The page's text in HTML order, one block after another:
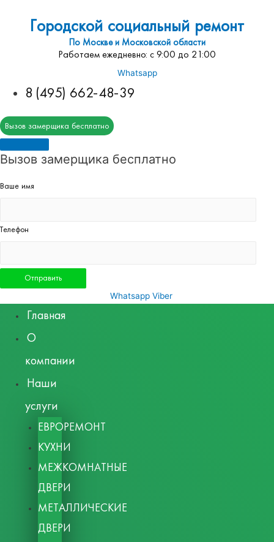
Городской социальный ремонт
По Москве и Московской области
Работаем ежедневно: с 9:00 до 21:00
Whatsapp
8 (495) 662-48-39
Вызов замерщика бесплатно
Вызов замерщика бесплатно
Ваше имя
Телефон
Whatsapp Viber
Главная
О
компании
Наши
услуги
ЕВРОРЕМОНТ
КУХНИ
МЕЖКОМНАТНЫЕ
ДВЕРИ
МЕТАЛЛИЧЕСКИЕ
ДВЕРИ